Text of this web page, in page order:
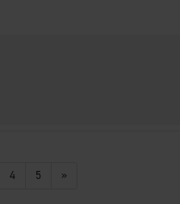
4 5 »